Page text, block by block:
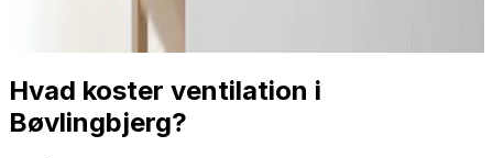
Professionel installation
70 60 30 04
Hvad koster ventilation i
Bøvlingbjerg?